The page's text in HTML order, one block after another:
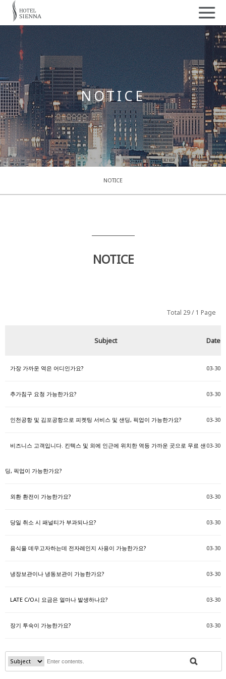
NOTICE
NOTICE
NOTICE
Total 29 / 1 Page
Subject Date
가장 가까운 역은 어디인가요? 03-30
추가침구 요청 가능한가요? 03-30
인천공항 및 김포공항으로 피켓팅 서비스 및 샌딩, 픽업이 가능한가요? 03-30
비즈니스 고객입니다. 킨텍스 및 외에 인근에 위치한 역등 가까운 곳으로 무료 샌
딩, 픽업이 가능한가요?
03-30
외환 환전이 가능한가요? 03-30
당일 취소 시 패널티가 부과되나요? 03-30
음식을 데우고자하는데 전자레인지 사용이 가능한가요? 03-30
냉장보관이나 냉동보관이 가능한가요? 03-30
LATE C/O시 요금은 얼마나 발생하나요? 03-30
장기 투숙이 가능한가요? 03-30